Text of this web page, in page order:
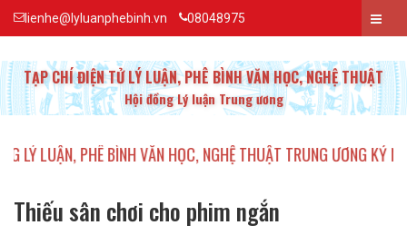
TẠP CHÍ ĐIỆN TỬ LÝ LUẬN, PHÊ BÌNH VĂN HỌC, NGHỆ THUẬT
Hội đồng Lý luận Trung ương
lienhe@lyluanphebinh.vn 08048975
PHÊ BÌNH VĂN HỌC, NGHỆ THUẬT TRUNG ƯƠNG KỶ NIỆM
Thiếu sân chơi cho phim ngắn